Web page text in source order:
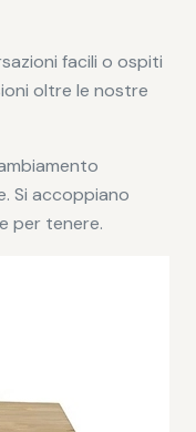
facili o ospiti
oltre le nostre
Si accoppiano
per tenere.